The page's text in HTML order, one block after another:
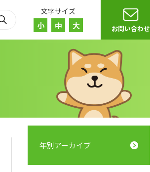
文字サイズ
小 中 大 お問い合わせ
年別アーカイブ